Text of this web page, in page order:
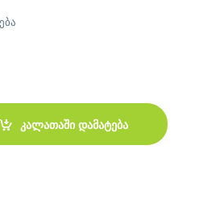
pin Graphics Card Power Adapter quantity
კალათაში დამატება